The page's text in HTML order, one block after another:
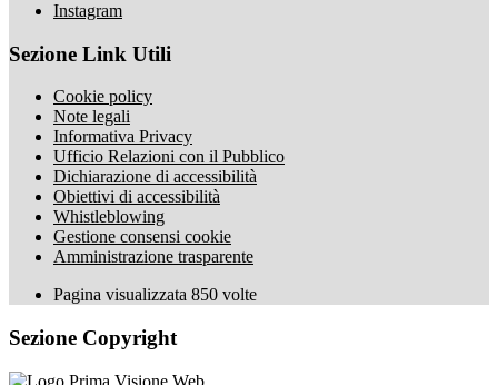
Instagram
Sezione Link Utili
Cookie policy
Note legali
Informativa Privacy
Ufficio Relazioni con il Pubblico
Dichiarazione di accessibilità
Obiettivi di accessibilità
Whistleblowing
Gestione consensi cookie
Amministrazione trasparente
Pagina visualizzata 850 volte
Sezione Copyright